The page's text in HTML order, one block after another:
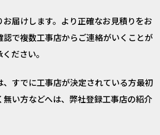
届けします。より正確なお見積りをお
で複数工事店からご連絡がいくことが
ださい。
すでに工事店が決定されている方最初
い方などへは、弊社登録工事店の紹介